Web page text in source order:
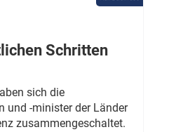
Schritten
sich die
und -minister der Länder
zusammengeschaltet.